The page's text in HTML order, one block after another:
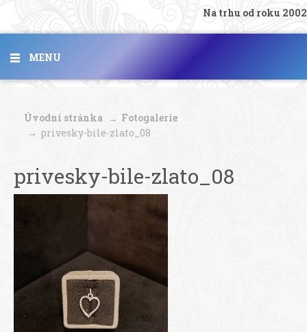
Na trhu od roku 2002
MENU
Úvodní stránka
Fotogalerie
privesky-bile-zlato_08
privesky-bile-zlato_08